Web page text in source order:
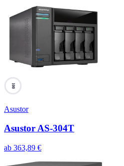
100
Asustor
Asustor AS-304T
ab 363,89 €